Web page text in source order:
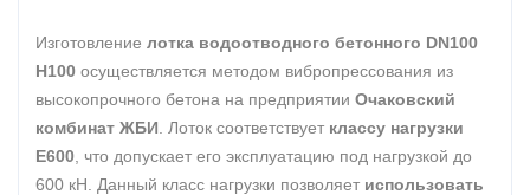
Изготовление лотка водоотводного бетонного DN100
H100 осуществляется методом вибропрессования из
высокопрочного бетона на предприятии Очаковский
комбинат ЖБИ . Лоток соответствует классу нагрузки
E600 , что допускает его эксплуатацию под нагрузкой до
600 кН. Данный класс нагрузки позволяет использовать